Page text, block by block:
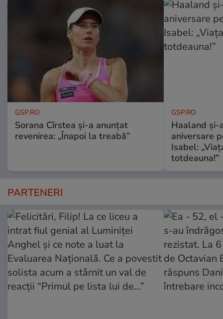
GSP.RO
Sorana Cîrstea și-a anunțat
revenirea: „Înapoi la treabă”
GSP.RO
Haaland
aniversare
Isabel:
totdeauna!”
PARTENERI